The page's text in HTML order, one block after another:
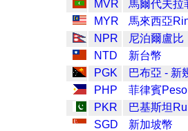
MVR
馬爾代夫拉
MYR
馬來西亞
NPR
尼泊爾盧比
NTD
新台幣
PGK
巴布亞 - 新
PHP
菲律賓Peso
PKR
巴基斯坦
SGD
新加坡幣